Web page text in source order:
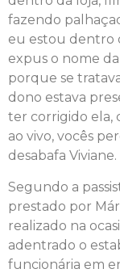
fazendo
eu estou dentro
expus o nome
porque se
dono estava
ter corrigido ela,
ao vivo, vocês
desabafa Viviane.
Segundo a
prestado por
realizado na
adentrado o
funcionária em